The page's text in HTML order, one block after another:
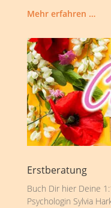
Mehr erfahren …
Erstberatung
Buch Dir hier Deine
Psychologin Sylvia